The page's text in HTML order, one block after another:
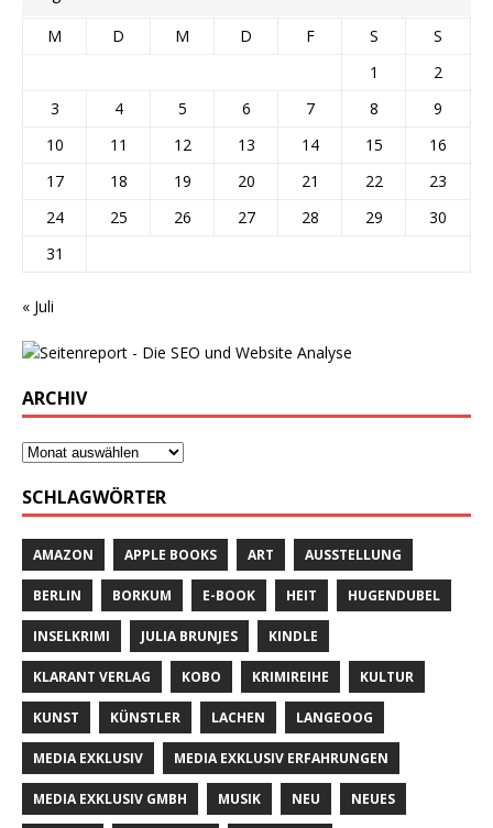
M D M D F S
S
1
2
3
4 5 6 7 8
9
10
11 12 13 14 15
16
17
18 19 20 21 22
23
24
25 26 27 28 29
30
31
« Juli
ARCHIV
SCHLAGWÖRTER
AMAZON APPLE BOOKS ART AUSSTELLUNG
BERLIN BORKUM E-BOOK HEIT HUGENDUBEL
INSELKRIMI JULIA BRUNJES KINDLE
KLARANT VERLAG KOBO KRIMIREIHE KULTUR
KUNST KÜNSTLER LACHEN LANGEOOG
MEDIA EXKLUSIV MEDIA EXKLUSIV ERFAHRUNGEN
MEDIA EXKLUSIV GMBH MUSIK NEU NEUES